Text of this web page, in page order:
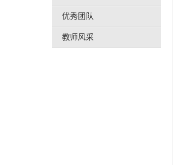
优秀团队
教师风采